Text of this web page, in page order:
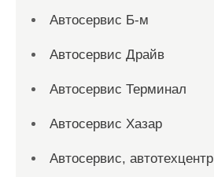
Автосервис Б-м
Автосервис Драйв
Автосервис Терминал
Автосервис Хазар
Автосервис, автотехцентр